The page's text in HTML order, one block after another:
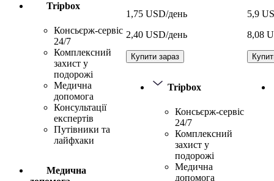
Tripbox
Консьєрж-сервіс
24/7
Комплексний
захист у
подорожі
Медична
допомога
Консультації
експертів
Путівники та
лайфхаки
Медична
1,75 USD/день
2,40 USD/день
Купити зараз
Tripbox
Консьєрж-сервіс
24/7
Комплексний
захист у
подорожі
Медична
допомога
5,9
8,08